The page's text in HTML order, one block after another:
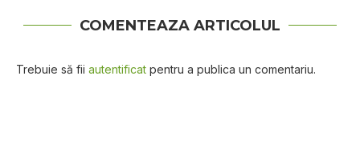
COMENTEAZA ARTICOLUL
Trebuie să fii autentificat pentru a publica un comentariu.